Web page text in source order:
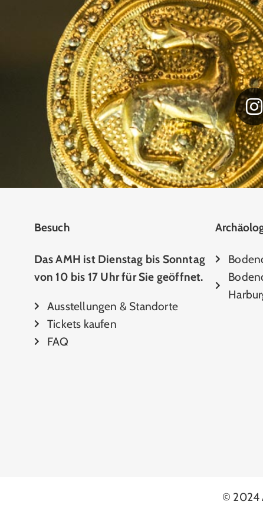
Besuch
Das AMH ist Dienstag bis Sonntag
von 10 bis 17 Uhr für Sie geöffnet.
Ausstellungen & Standorte
Tickets kaufen
FAQ
© 2024